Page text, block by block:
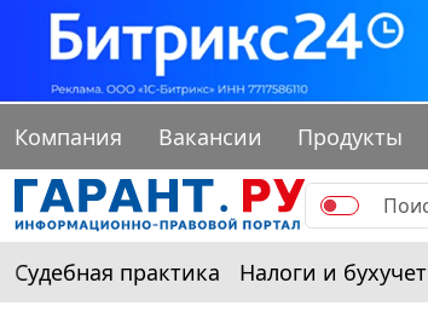
Компания Вакансии Продукты
Судебная практика Налоги и бухучет